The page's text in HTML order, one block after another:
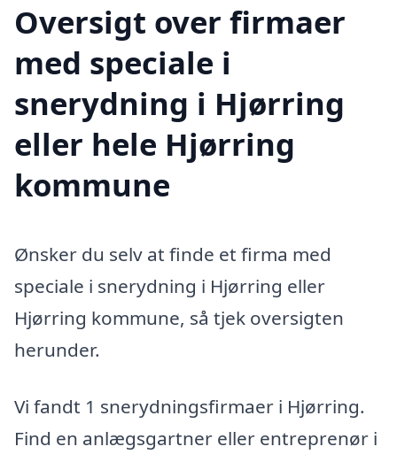
Oversigt over firmaer
med speciale i
snerydning i Hjørring
eller hele Hjørring
kommune
Ønsker du selv at finde et firma med
speciale i snerydning i Hjørring eller
Hjørring kommune, så tjek oversigten
herunder.
Vi fandt 1 snerydningsfirmaer i Hjørring.
Find en anlægsgartner eller entreprenør i